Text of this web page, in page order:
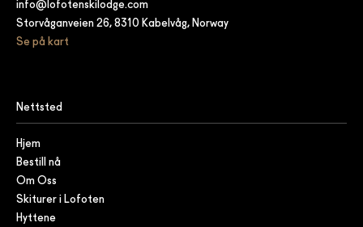
info@lofotenskilodge.com
Storvåganveien 26, 8310 Kabelvåg, Norway
Se på kart
Nettsted
Hjem
Bestill nå
Om Oss
Skiturer i Lofoten
Hyttene